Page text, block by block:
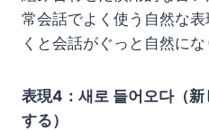
常会話でよく使う自然な
くと会話がぐっと自然にな
表現4：새로 들어오다（
する）